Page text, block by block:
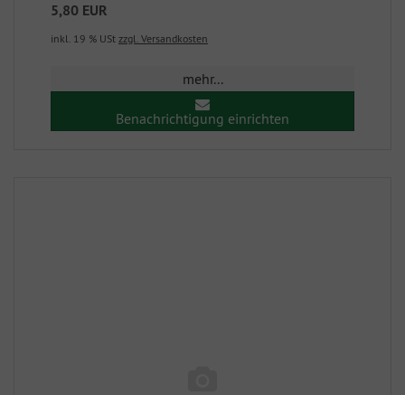
5,80 EUR
inkl. 19 % USt zzgl. Versandkosten
mehr...
Benachrichtigung einrichten